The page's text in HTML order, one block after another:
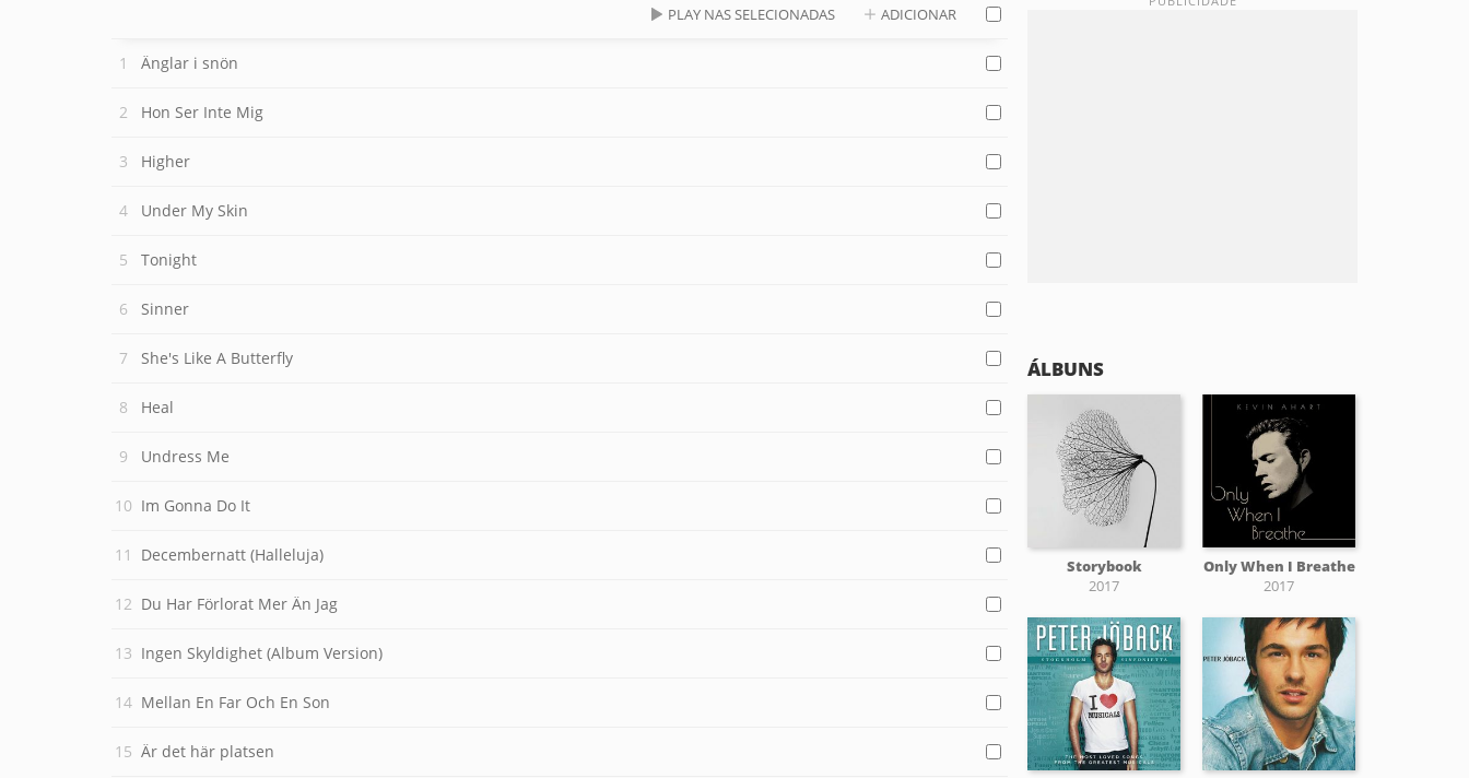
PLAY NAS SELECIONADAS ADICIONAR
Änglar i snön
Hon Ser Inte Mig
Higher
Under My Skin
Tonight
Sinner
She's Like A Butterfly
Heal
Undress Me
Im Gonna Do It
Decembernatt (Halleluja)
Du Har Förlorat Mer Än Jag
Ingen Skyldighet (Album Version)
Mellan En Far Och En Son
Är det här platsen
ÁLBUNS
Storybook
2017
Only When I Breathe
2017